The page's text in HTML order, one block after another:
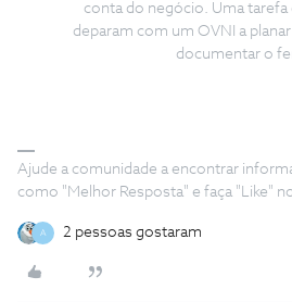
conta do negócio. Uma tarefa
deparam com um OVNI a
documentar o
Ajude a comunidade a encontrar
como "Melhor Resposta" e faça "Like"
A 2 pessoas gostaram